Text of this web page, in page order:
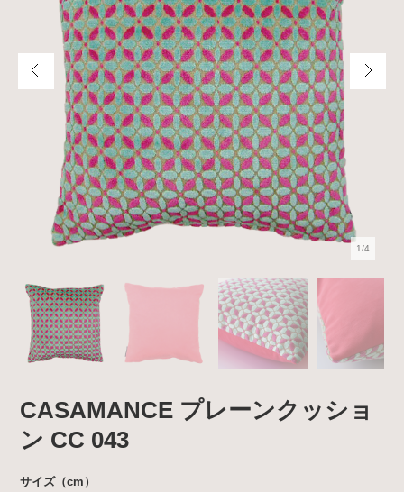
1/4
CASAMANCE プレーンクッショ
ン CC 043
サイズ（cm）